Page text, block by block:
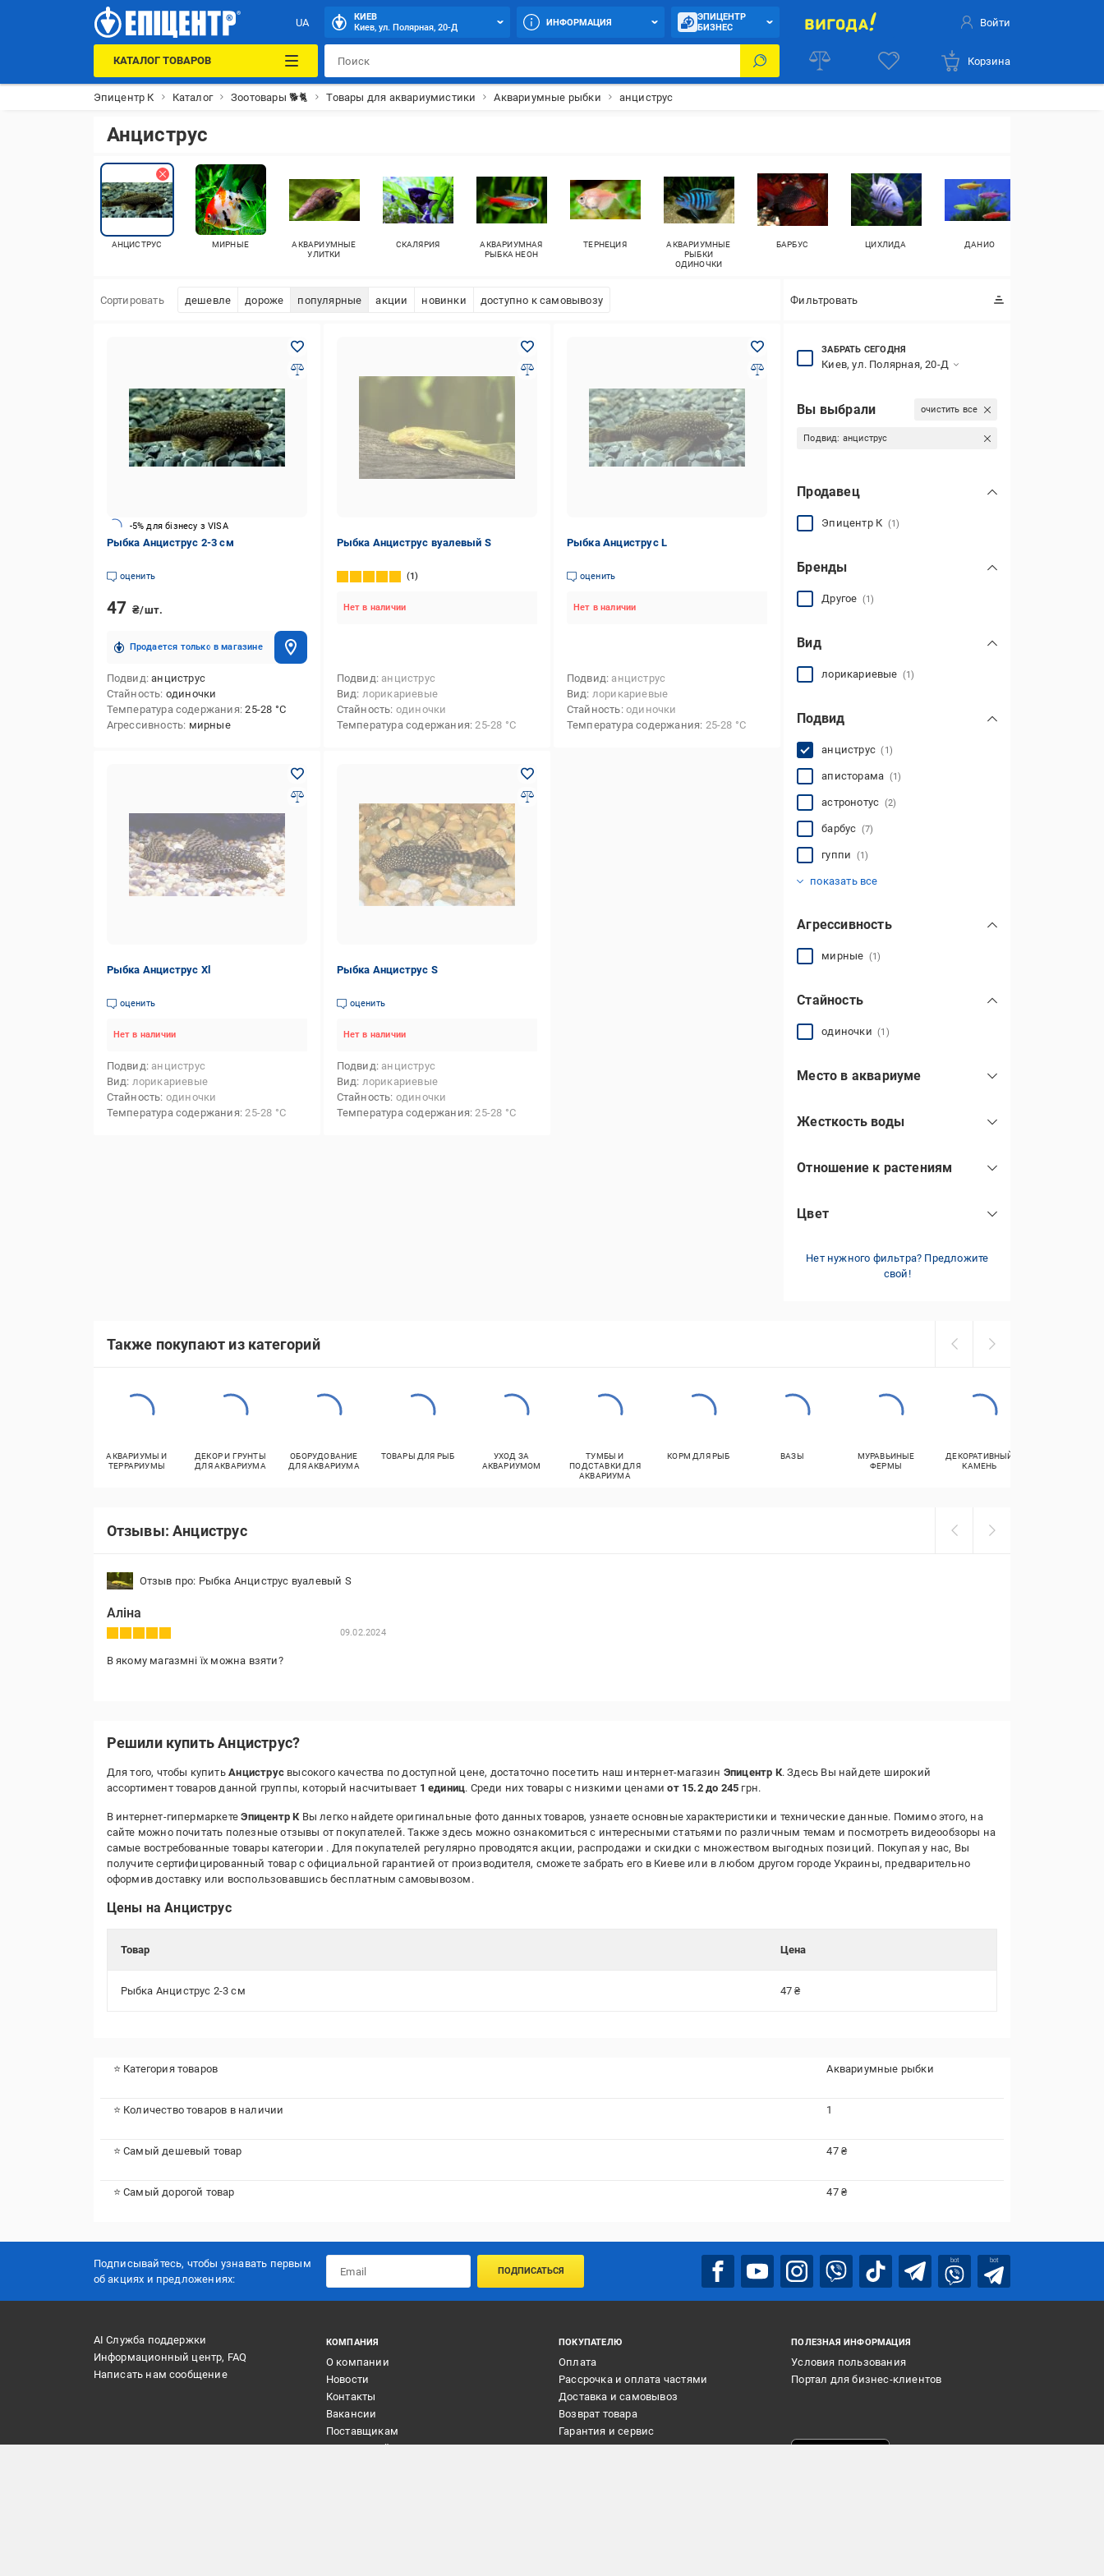
UA
КИЕВ
Киев, ул. Полярная, 20-Д
ИНФОРМАЦИЯ
ЭПИЦЕНТР
БИЗНЕС
Войти
КАТАЛОГ ТОВАРОВ Корзина
Эпицентр К Каталог Зоотовары 🐕🐈 Товары для аквариумистики Аквариумные рыбки анциструс
Анциструс
АНЦИСТРУС МИРНЫЕ
АКВАРИУМНЫЕ
УЛИТКИ
СКАЛЯРИЯ
АКВАРИУМНАЯ
РЫБКА НЕОН
ТЕРНЕЦИЯ
АКВАРИУМНЫЕ
РЫБКИ
ОДИНОЧКИ
БАРБУС ЦИХЛИДА ДАНИО
Сортировать дешевле дороже популярные акции новинки доступно к самовывозу Фильтровать
-5% для бізнесу з VISA
Рыбка Анциструс 2-3 см
оценить
47 ₴/шт.
Продается только в магазине
Подвид анциструс
Стайность одиночки
Температура содержания 25-28 °С
Агрессивность мирные
Рыбка Анциструс вуалевый S
1
Нет в наличии
Подвид анциструс
Вид лорикариевые
Стайность одиночки
Температура содержания 25-28 °С
Рыбка Анциструс L
оценить
Нет в наличии
Подвид анциструс
Вид лорикариевые
Стайность одиночки
Температура содержания 25-28 °С
Рыбка Анциструс Xl
оценить
Нет в наличии
Подвид анциструс
Вид лорикариевые
Стайность одиночки
Температура содержания 25-28 °С
Рыбка Анциструс S
оценить
Нет в наличии
Подвид анциструс
Вид лорикариевые
Стайность одиночки
Температура содержания 25-28 °С
ЗАБРАТЬ СЕГОДНЯ
Киев, ул. Полярная, 20-Д
Вы выбрали очистить все
Подвид: анциструс
Продавец
Эпицентр К (1)
Бренды
Другое (1)
Вид
лорикариевые (1)
Подвид
анциструс(1)
аписторама (1)
астронотус (2)
барбус (7)
гуппи (1)
показать все
Агрессивность
мирные (1)
Стайность
одиночки(1)
Место в аквариуме
Жесткость воды
Отношение к растениям
Цвет
Нет нужного фильтра? Предложите
свой!
Также покупают из категорий
АКВАРИУМЫ И
ТЕРРАРИУМЫ
ДЕКОР И ГРУНТЫ
ДЛЯ АКВАРИУМА
ОБОРУДОВАНИЕ
ДЛЯ АКВАРИУМА
ТОВАРЫ ДЛЯ РЫБ
УХОД ЗА
АКВАРИУМОМ
ТУМБЫ И
ПОДСТАВКИ ДЛЯ
АКВАРИУМА
КОРМ ДЛЯ РЫБ ВАЗЫ
МУРАВЬИНЫЕ
ФЕРМЫ
ДЕКОРАТИВНЫЙ
КАМЕНЬ
Отзывы: Анциструс
Отзыв про: Рыбка Анциструс вуалевый S
Аліна
09.02.2024
В якому магазмні їх можна взяти?
Решили купить Анциструс?
Для того, чтобы купитьАнциструсвысокого качества по доступной цене, достаточно посетить наш интернет-магазин Эпицентр К. Здесь Вы найдете широкий
ассортимент товаров данной группы, который насчитывает 1 единиц. Среди них товары с низкими ценамиот 15.2 до 245 грн.
В интернет-гипермаркетеЭпицентр КВы легко найдете оригинальные фото данных товаров, узнаете основные характеристики и технические данные. Помимо этого, на
сайте можно почитать полезные отзывы от покупателей. Также здесь можно ознакомиться с интересными статьями по различным темам и посмотреть видеообзоры на
самые востребованные товары категории . Для покупателей регулярно проводятся акции, распродажи и скидки с множеством выгодных позиций. Покупая у нас, Вы
получите сертифицированный товар с официальной гарантией от производителя, сможете забрать его в Киеве или в любом другом городе Украины, предварительно
оформив доставку или воспользовавшись бесплатным самовывозом.
Цены на Анциструс
Товар Цена
Рыбка Анциструс 2-3 см 47 ₴
⭐ Категория товаров Аквариумные рыбки
⭐ Количество товаров в наличии 1
⭐ Самый дешевый товар 47 ₴
⭐ Самый дорогой товар 47 ₴
Подписывайтесь, чтобы узнавать первым
об акцияx и предложениях:
ПОДПИСАТЬСЯ
bot bot
AI Служба поддержки
Информационный центр, FAQ
Написать нам сообщение
КОМПАНИЯ
О компании
Новости
Контакты
Вакансии
Поставщикам
Маркетплейс
ПОКУПАТЕЛЮ
Оплата
Рассрочка и оплата частями
Доставка и самовывоз
Возврат товара
Гарантия и сервис
Услуги
ПОЛЕЗНАЯ ИНФОРМАЦИЯ
Условия пользования
Портал для бизнес-клиентов